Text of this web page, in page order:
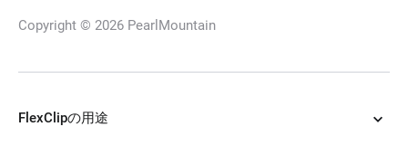
Copyright © 2026 PearlMountain
FlexClipの用途